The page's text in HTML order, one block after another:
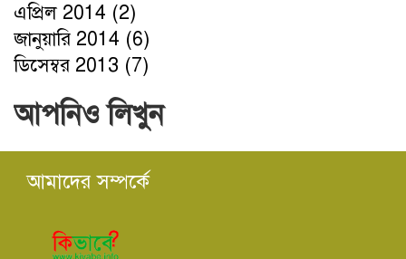
এপ্রিল 2014 (2)
জানুয়ারি 2014 (6)
ডিসেম্বর 2013 (7)
আপনিও লিখুন
আমাদের সম্পর্কে